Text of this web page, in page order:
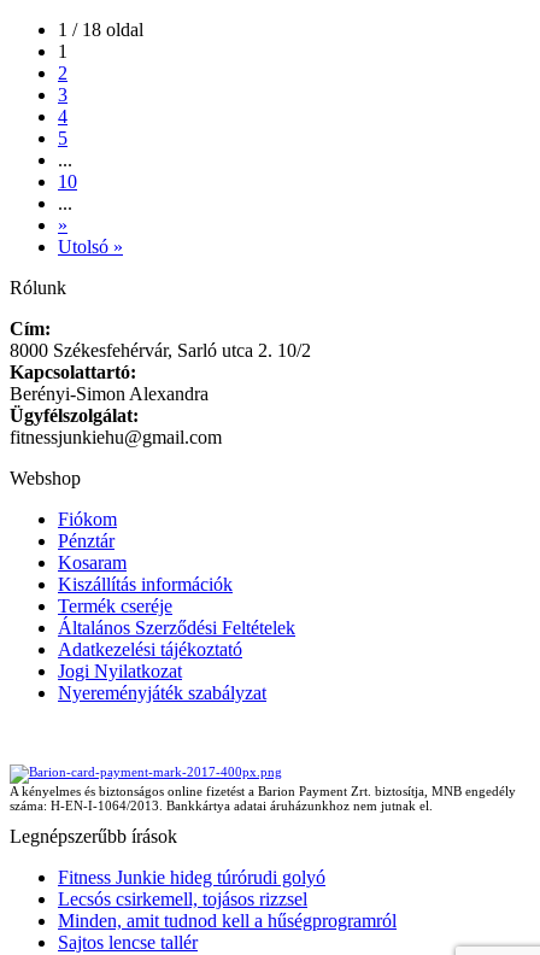
1 / 18 oldal
1
2
3
4
5
...
10
...
»
Utolsó »
Rólunk
Cím:
8000 Székesfehérvár, Sarló utca 2. 10/2
Kapcsolattartó:
Berényi-Simon Alexandra
Ügyfélszolgálat:
fitnessjunkiehu@gmail.com
Webshop
Fiókom
Pénztár
Kosaram
Kiszállítás információk
Termék cseréje
Általános Szerződési Feltételek
Adatkezelési tájékoztató
Jogi Nyilatkozat
Nyereményjáték szabályzat
A kényelmes és biztonságos online fizetést a Barion Payment Zrt. biztosítja, MNB engedély
száma: H-EN-I-1064/2013. Bankkártya adatai áruházunkhoz nem jutnak el.
Legnépszerűbb írások
Fitness Junkie hideg túrórudi golyó
Lecsós csirkemell, tojásos rizzsel
Minden, amit tudnod kell a hűségprogramról
Sajtos lencse tallér